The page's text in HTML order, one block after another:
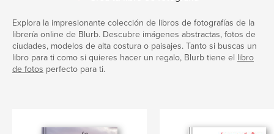
Explora la impresionante colección de libros de fotografías de la
librería online de Blurb. Descubre imágenes abstractas, fotos de
ciudades, modelos de alta costura o paisajes. Tanto si buscas un
libro para ti como si quieres hacer un regalo, Blurb tiene el libro
de fotos perfecto para ti.